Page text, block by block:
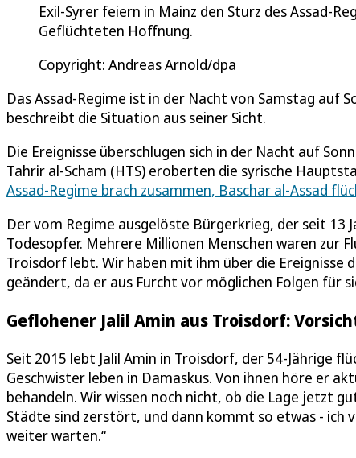
Exil-Syrer feiern in Mainz den Sturz des Assad-
Geflüchteten Hoffnung.
Copyright: Andreas Arnold/dpa
Das Assad-Regime ist in der Nacht von Samstag auf
beschreibt die Situation aus seiner Sicht.
Die Ereignisse überschlugen sich in der Nacht auf
Tahrir al-Scham (HTS) eroberten die syrische
Assad-Regime brach zusammen, Baschar al-Assad
Der vom Regime ausgelöste Bürgerkrieg, der seit
Todesopfer. Mehrere Millionen Menschen waren zur
Troisdorf lebt. Wir haben mit ihm über die Ereignisse
geändert, da er aus Furcht vor möglichen Folgen für
Geflohener Jalil Amin aus Troisdorf:
Seit 2015 lebt Jalil Amin in Troisdorf, der 54-Jährige
Geschwister leben in Damaskus. Von ihnen höre er
behandeln. Wir wissen noch nicht, ob die Lage jetzt
Städte sind zerstört, und dann kommt so etwas - ich
weiter warten.“